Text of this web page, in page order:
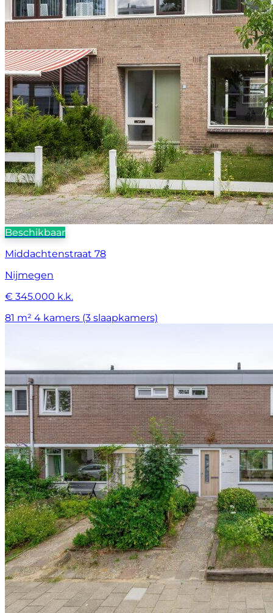
Beschikbaar
Middachtenstraat 78
Nijmegen
€ 345.000 k.k.
81 m² 4 kamers (3 slaapkamers)